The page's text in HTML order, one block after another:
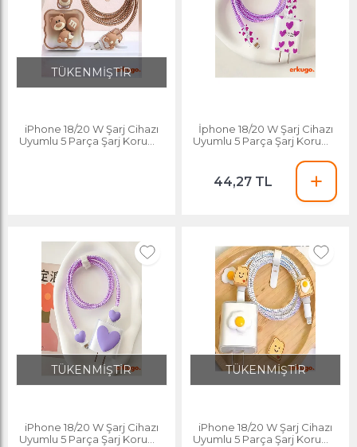
TÜKENMİŞTİR
iPhone 18/20 W Şarj Cihazı
Uyumlu 5 Parça Şarj Koruma
İphone 18/20 W Şarj Cihazı
Uyumlu 5 Parça Şarj Koruma
44,27 TL
TÜKENMİŞTİR
iPhone 18/20 W Şarj Cihazı
Uyumlu 5 Parça Şarj Koruma
TÜKENMİŞTİR
iPhone 18/20 W Şarj Cihazı
Uyumlu 5 Parça Şarj Koruma